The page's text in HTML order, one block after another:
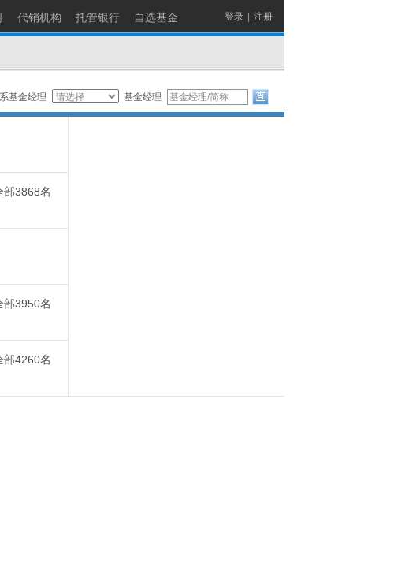
代销机构 托管银行 自选基金 登录 注册
基金经理 基金经理
部3868名
部3950名
部4260名